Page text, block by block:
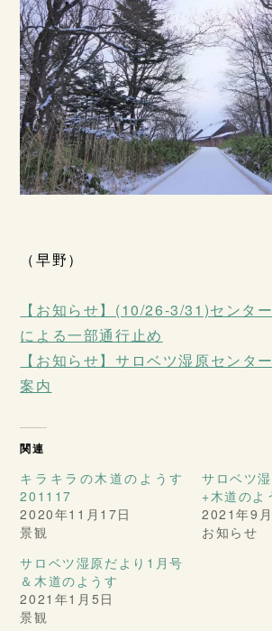
（早野）
【お知らせ】(10/26-3/31)センタ
による一部通行止め
【お知らせ】サロベツ湿原センタ
案内
関連
キラキラの木道のようす
201117
2020年11月17日
景観
サロベツ
+木道の
2021年9
お知らせ
サロベツ湿原だより1月号
＆木道のようす
2021年1月5日
景観